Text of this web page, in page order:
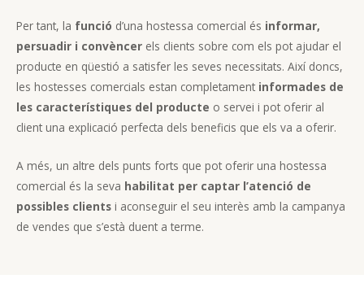
Per tant, la funció d’una hostessa comercial és informar,
persuadir i convèncer els clients sobre com els pot ajudar el
producte en qüestió a satisfer les seves necessitats. Així doncs,
les hostesses comercials estan completament informades de
les característiques del producte o servei i pot oferir al
client una explicació perfecta dels beneficis que els va a oferir.
A més, un altre dels punts forts que pot oferir una hostessa
comercial és la seva habilitat per captar l’atenció de
possibles clients i aconseguir el seu interès amb la campanya
de vendes que s’està duent a terme.